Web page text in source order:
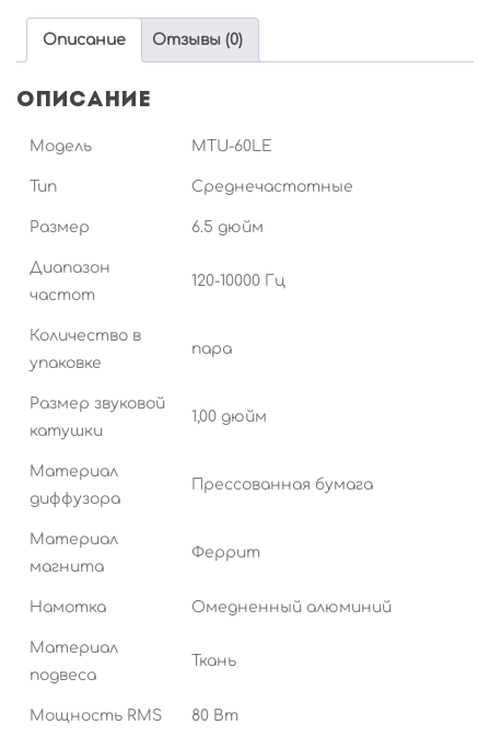
Описание Отзывы (0)
Описание
Модель MTU-60LE
Тип Среднечастотные
Размер 6.5 дюйм
Диапазон
частот
120-10000 Гц
Количество в
упаковке
пара
Размер звуковой
катушки
1,00 дюйм
Материал
диффузора
Прессованная бумага
Материал
магнита
Феррит
Намотка Омедненный алюминий
Материал
подвеса
Ткань
Мощность RMS 80 Вт